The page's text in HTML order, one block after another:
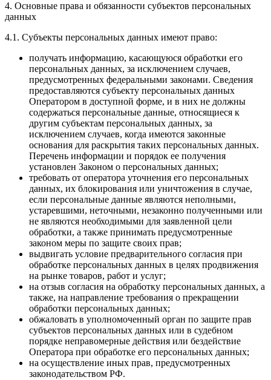
4. Основные права и обязанности субъектов персональных
данных
4.1. Субъекты персональных данных имеют право:
получать информацию, касающуюся обработки его
персональных данных, за исключением случаев,
предусмотренных федеральными законами. Сведения
предоставляются субъекту персональных данных
Оператором в доступной форме, и в них не должны
содержаться персональные данные, относящиеся к
другим субъектам персональных данных, за
исключением случаев, когда имеются законные
основания для раскрытия таких персональных данных.
Перечень информации и порядок ее получения
установлен Законом о персональных данных;
требовать от оператора уточнения его персональных
данных, их блокирования или уничтожения в случае,
если персональные данные являются неполными,
устаревшими, неточными, незаконно полученными или
не являются необходимыми для заявленной цели
обработки, а также принимать предусмотренные
законом меры по защите своих прав;
выдвигать условие предварительного согласия при
обработке персональных данных в целях продвижения
на рынке товаров, работ и услуг;
на отзыв согласия на обработку персональных данных, а
также, на направление требования о прекращении
обработки персональных данных;
обжаловать в уполномоченный орган по защите прав
субъектов персональных данных или в судебном
порядке неправомерные действия или бездействие
Оператора при обработке его персональных данных;
на осуществление иных прав, предусмотренных
законодательством РФ.